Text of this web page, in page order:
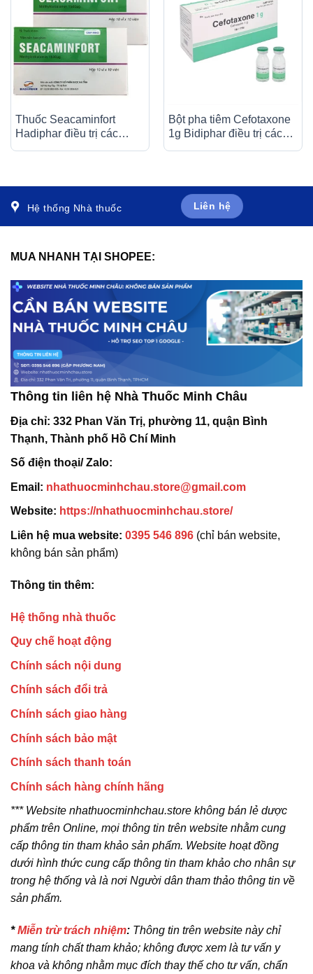
Thuốc Seacaminfort
Hadiphar điều trị các
Bột pha tiêm Cefotaxone
1g Bidiphar điều trị các
Hệ thống Nhà thuốc Liên hệ
MUA NHANH TẠI SHOPEE:
Thông tin liên hệ Nhà Thuốc Minh Châu
Địa chỉ: 332 Phan Văn Trị, phường 11, quận Bình
Thạnh, Thành phố Hồ Chí Minh
Số điện thoại/ Zalo:
Email: nhathuocminhchau.store@gmail.com
Website: https://nhathuocminhchau.store/
Liên hệ mua website: 0395 546 896 (chỉ bán website,
không bán sản phẩm)
Thông tin thêm:
Hệ thống nhà thuốc
Quy chế hoạt động
Chính sách nội dung
Chính sách đổi trả
Chính sách giao hàng
Chính sách bảo mật
Chính sách thanh toán
Chính sách hàng chính hãng
*** Website nhathuocminhchau.store không bán lẻ dược
phẩm trên Online, mọi thông tin trên website nhằm cung
cấp thông tin tham khảo sản phẩm. Website hoạt đồng
dưới hình thức cung cấp thông tin tham khảo cho nhân sự
trong hệ thống và là nơi Người dân tham thảo thông tin về
sản phẩm.
*Miễn trừ trách nhiệm: Thông tin trên website này chỉ
mang tính chất tham khảo; không được xem là tư vấn y
khoa và không nhằm mục đích thay thế cho tư vấn, chẩn